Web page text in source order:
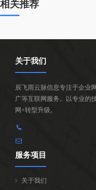
相关推荐
关于我们
辰飞雨云脉信息专注于企业
广等互联网服务。以专业的
网+转型升级。
服务项目
关于我们